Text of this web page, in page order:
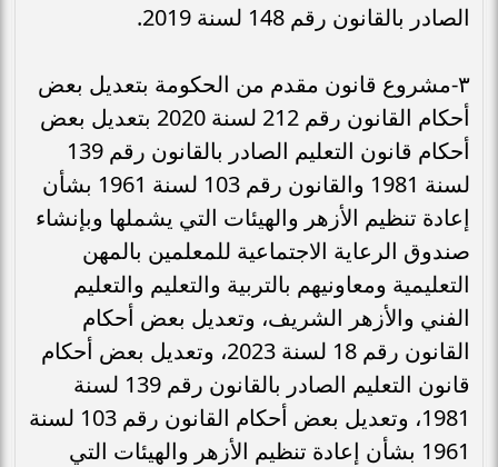
الصادر بالقانون رقم 148 لسنة 2019.
٣-مشروع قانون مقدم من الحكومة بتعديل بعض
أحكام القانون رقم 212 لسنة 2020 بتعديل بعض
أحكام قانون التعليم الصادر بالقانون رقم 139
لسنة 1981 والقانون رقم 103 لسنة 1961 بشأن
إعادة تنظيم الأزهر والهيئات التي يشملها وبإنشاء
صندوق الرعاية الاجتماعية للمعلمين بالمهن
التعليمية ومعاونيهم بالتربية والتعليم والتعليم
الفني والأزهر الشريف، وتعديل بعض أحكام
القانون رقم 18 لسنة 2023، وتعديل بعض أحكام
قانون التعليم الصادر بالقانون رقم 139 لسنة
1981، وتعديل بعض أحكام القانون رقم 103 لسنة
1961 بشأن إعادة تنظيم الأزهر والهيئات التي